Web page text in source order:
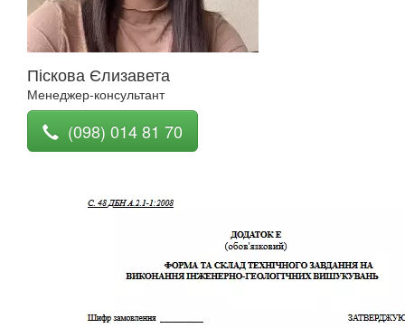
Піскова Єлизавета
Менеджер-консультант
(098) 014 81 70